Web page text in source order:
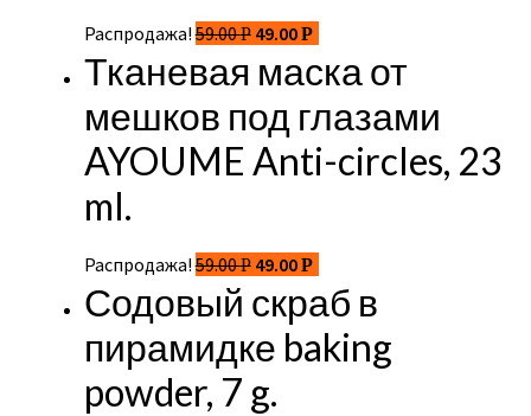
Распродажа!59.00Р 49.00Р
Тканевая маска от
мешков под глазами
AYOUME Anti-circles, 23
ml.
Распродажа!59.00Р 49.00Р
Содовый скраб в
пирамидке baking
powder, 7 g.